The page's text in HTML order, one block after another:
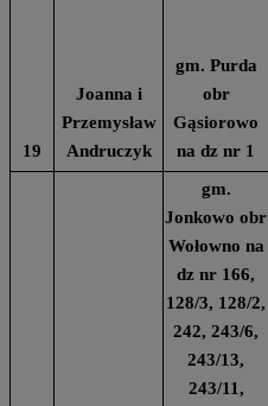
19
Joanna i
Przemysław
Andruczyk
gm. Purda
obr
Gąsiorowo
na dz nr 1
gm.
Jonkowo obr
Wołowno na
dz nr 166,
128/3, 128/2,
242, 243/6,
243/13,
243/11,